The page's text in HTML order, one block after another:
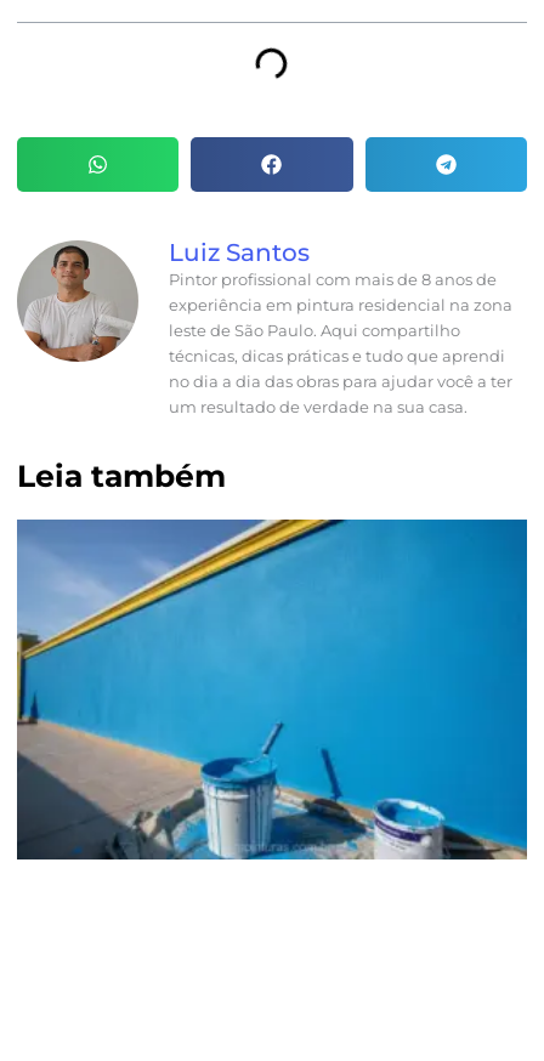
Luiz Santos
Pintor profissional com mais de 8 anos de
experiência em pintura residencial na zona
leste de São Paulo. Aqui compartilho
técnicas, dicas práticas e tudo que aprendi
no dia a dia das obras para ajudar você a ter
um resultado de verdade na sua casa.
Leia também